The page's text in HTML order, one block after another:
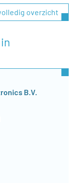
overzicht
B.V.